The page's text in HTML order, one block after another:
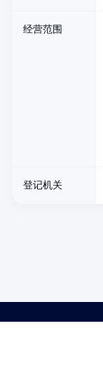
经营范围
登记机关